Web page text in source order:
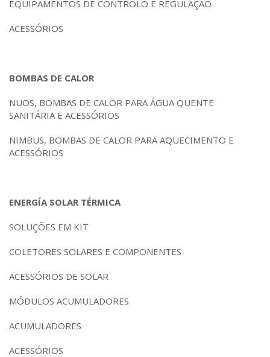
EQUIPAMENTOS DE CONTROLO E REGULAÇÃO
ACESSÓRIOS
BOMBAS DE CALOR
NUOS, BOMBAS DE CALOR PARA ÁGUA QUENTE
SANITÁRIA E ACESSÓRIOS
NIMBUS, BOMBAS DE CALOR PARA AQUECIMENTO E
ACESSÓRIOS
ENERGÍA SOLAR TÉRMICA
SOLUÇÕES EM KIT
COLETORES SOLARES E COMPONENTES
ACESSÓRIOS DE SOLAR
MÓDULOS ACUMULADORES
ACUMULADORES
ACESSÓRIOS